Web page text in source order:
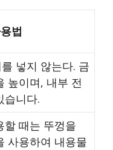
법
넣지 않는다. 금
높이며, 내부 전
습니다.
할 때는 뚜껑을
사용하여 내용물